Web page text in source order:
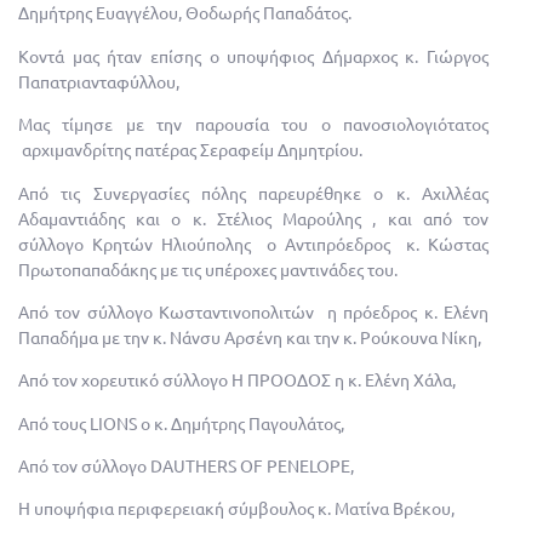
Δημήτρης Ευαγγέλου, Θοδωρής Παπαδάτος.
Κοντά μας ήταν επίσης ο υποψήφιος Δήμαρχος κ. Γιώργος
Παπατριανταφύλλου,
Μας τίμησε με την παρουσία του ο πανοσιολογιότατος
αρχιμανδρίτης πατέρας Σεραφείμ Δημητρίου.
Από τις Συνεργασίες πόλης παρευρέθηκε ο κ. Αχιλλέας
Αδαμαντιάδης και ο κ. Στέλιος Μαρούλης , και από τον
σύλλογο Κρητών Ηλιούπολης ο Αντιπρόεδρος κ. Κώστας
Πρωτοπαπαδάκης με τις υπέροχες μαντινάδες του.
Από τον σύλλογο Κωσταντινοπολιτών η πρόεδρος κ. Ελένη
Παπαδήμα με την κ. Νάνσυ Αρσένη και την κ. Ρούκουνα Νίκη,
Από τον χορευτικό σύλλογο Η ΠΡΟΟΔΟΣ η κ. Ελένη Χάλα,
Από τους LIONSο κ. Δημήτρης Παγουλάτος,
Από τον σύλλογο DAUTHERS OF PENELOPE,
Η υποψήφια περιφερειακή σύμβουλος κ. Ματίνα Βρέκου,